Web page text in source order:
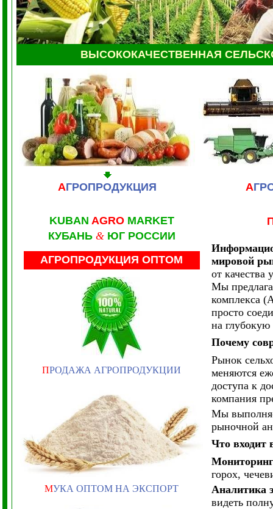
ВЫСОКОКАЧЕСТВЕННАЯ
АГРОПРОДУКЦИЯ А
KUBAN AGRO MARKET
КУБАНЬ & ЮГ РОССИИ
АГРОПРОДУКЦИЯ ОПТОМ
ПРОДАЖА АГРОПРОДУКЦИИ
МУКА ОПТОМ НА ЭКСПОРТ
мировой
от качества
Мы
комплекса
просто
на
Почему
Рынок
меняются
доступа к
компания
Мы
рыночной
Что входит
горох,
Аналитика
видеть